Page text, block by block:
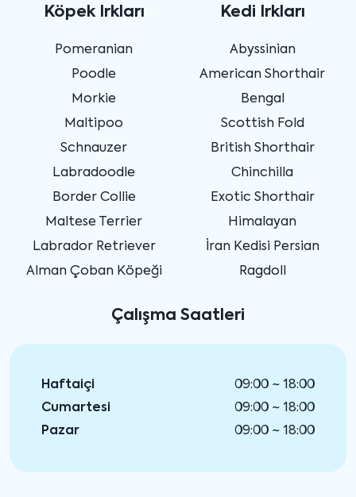
Köpek Irkları
Pomeranian
Poodle
Morkie
Maltipoo
Schnauzer
Labradoodle
Border Collie
Maltese Terrier
Labrador Retriever
Alman Çoban Köpeği
Kedi Irkları
Abyssinian
American Shorthair
Bengal
Scottish Fold
British Shorthair
Chinchilla
Exotic Shorthair
Himalayan
İran Kedisi Persian
Ragdoll
Çalışma Saatleri
Haftaiçi
09:00 ~ 18:00
Cumartesi
09:00 ~ 18:00
Pazar
09:00 ~ 18:00